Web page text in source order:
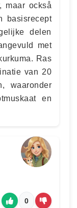
maar också
basisrecept
delen
met
Ras
van 20
waaronder
en
0